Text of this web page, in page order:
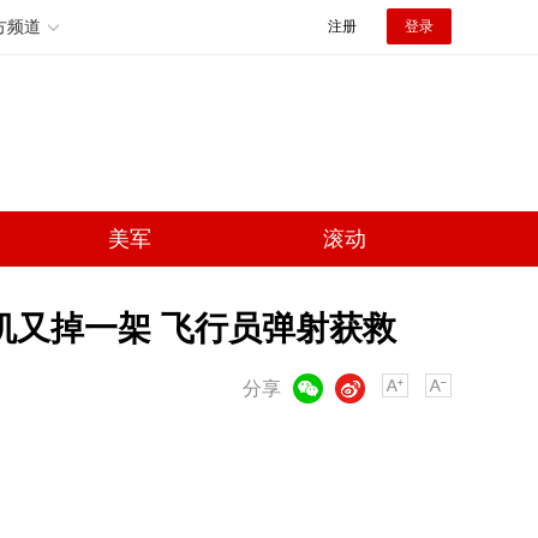
频道 注册 登录
美军 滚动
又掉一架 飞行员弹射获救
分享
微博